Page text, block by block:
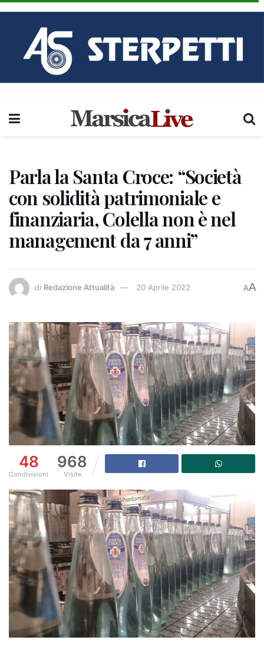
Parla la Santa Croce: “Società
con solidità patrimoniale e
finanziaria, Colella non è nel
management da 7 anni”
di Redazione Attualità 20 Aprile 2022 AA
48
Condivisioni
968
Visite